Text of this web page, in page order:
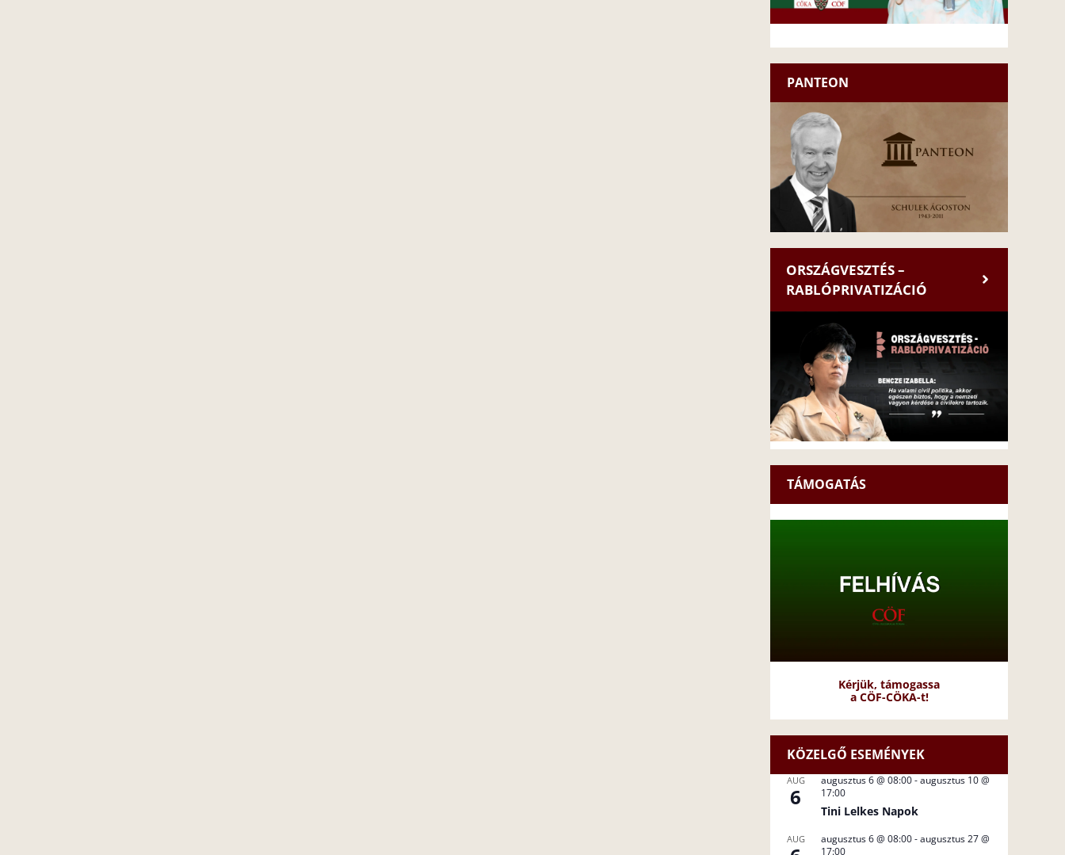
PANTEON
ORSZÁGVESZTÉS –
RABLÓPRIVATIZÁCIÓ
TÁMOGATÁS
Kérjük, támogassa
a CÖF-CÖKA-t!
KÖZELGŐ ESEMÉNYEK
AUG
6
augusztus 6 @ 08:00-augusztus 10 @
17:00
Tini Lelkes Napok
AUG augusztus 6 @ 08:00-augusztus 27 @
17:00